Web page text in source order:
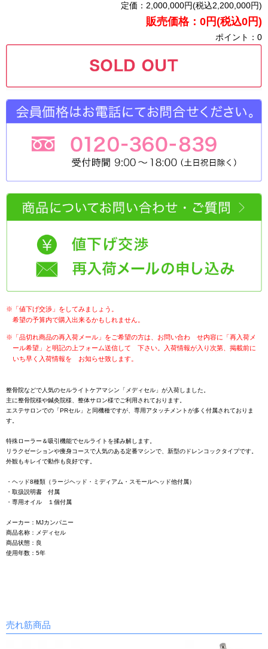
定価：2,000,000円(税込2,200,000円)
販売価格：0円(税込0円)
ポイント：0
※「値下げ交渉」をしてみましょう。
希望の予算内で購入出来るかもしれません。
※「品切れ商品の再入荷メール」をご希望の方は、お問い合わ せ内容に「再入荷メ
ール希望」と明記の上フォーム送信して 下さい。入荷情報が入り次第、掲載前に
いち早く入荷情報を お知らせ致します。
整骨院などで人気のセルライトケアマシン「メディセル」が入荷しました。
主に整骨院様や鍼灸院様、整体サロン様でご利用されております。
エステサロンでの「PRセル」と同機種ですが、専用アタッチメントが多く付属されておりま
す。
特殊ローラー＆吸引機能でセルライトを揉み解します。
リラクゼーションや痩身コースで人気のある定番マシンで、新型のドレンコックタイプです。
外観もキレイで動作も良好です。
・ヘッド8種類（ラージヘッド・ミディアム・スモールヘッド他付属）
・取扱説明書 付属
・専用オイル １個付属
メーカー：MJカンパニー
商品名称：メディセル
商品状態：良
使用年数：5年
売れ筋商品